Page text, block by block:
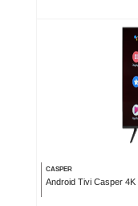
CASPER
Android Tivi Casper